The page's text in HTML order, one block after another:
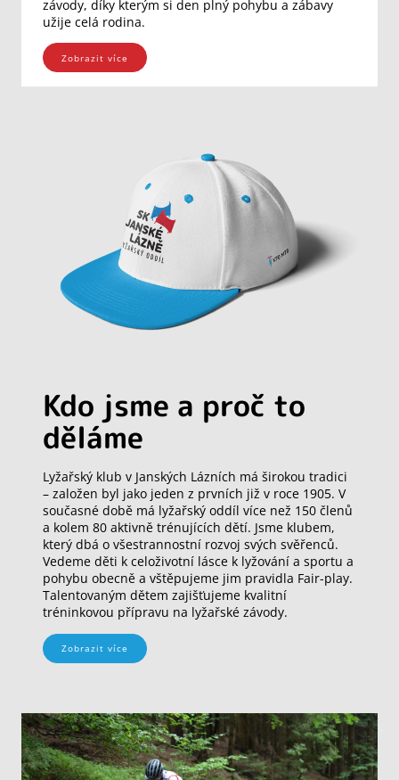
závody, díky kterým si den plný pohybu a zábavy
užije celá rodina.
Zobrazit více
Kdo jsme a proč to
děláme
Lyžařský klub v Janských Lázních má širokou tradici
– založen byl jako jeden z prvních již v roce 1905. V
současné době má lyžařský oddíl více než 150 členů
a kolem 80 aktivně trénujících dětí. Jsme klubem,
který dbá o všestrannostní rozvoj svých svěřenců.
Vedeme děti k celoživotní lásce k lyžování a sportu a
pohybu obecně a vštěpujeme jim pravidla Fair-play.
Talentovaným dětem zajišťujeme kvalitní
tréninkovou přípravu na lyžařské závody.
Zobrazit více